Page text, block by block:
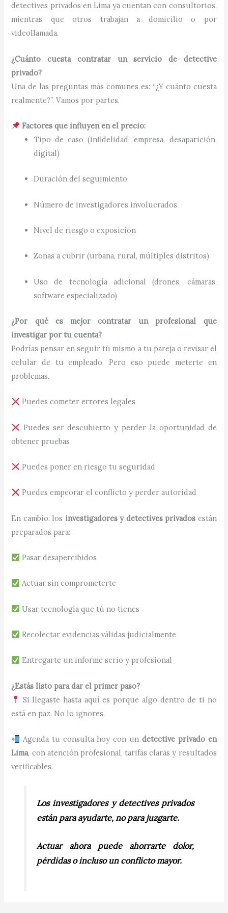
detectives privados en Lima ya cuentan con consultorios,
mientras que otros trabajan a domicilio o por
videollamada.
¿Cuánto cuesta contratar un servicio de detective
privado?
Una de las preguntas más comunes es: “¿Y cuánto cuesta
realmente?”. Vamos por partes.
Factores que influyen en el precio:
Tipo de caso (infidelidad, empresa, desaparición,
digital)
Duración del seguimiento
Número de investigadores involucrados
Nivel de riesgo o exposición
Zonas a cubrir (urbana, rural, múltiples distritos)
Uso de tecnología adicional (drones, cámaras,
software especializado)
¿Por qué es mejor contratar un profesional que
investigar por tu cuenta?
Podrías pensar en seguir tú mismo a tu pareja o revisar el
celular de tu empleado. Pero eso puede meterte en
problemas.
Puedes cometer errores legales
Puedes ser descubierto y perder la oportunidad de
obtener pruebas
Puedes poner en riesgo tu seguridad
Puedes empeorar el conflicto y perder autoridad
En cambio, los investigadores y detectives privados están
preparados para:
Pasar desapercibidos
Actuar sin comprometerte
Usar tecnología que tú no tienes
Recolectar evidencias válidas judicialmente
Entregarte un informe serio y profesional
¿Estás listo para dar el primer paso?
Si llegaste hasta aquí es porque algo dentro de ti no
está en paz. No lo ignores.
Agenda tu consulta hoy con un detective privado en
Lima, con atención profesional, tarifas claras y resultados
verificables.
Los investigadores y detectives privados
están para ayudarte, no para juzgarte.
Actuar ahora puede ahorrarte dolor,
pérdidas o incluso un conflicto mayor.